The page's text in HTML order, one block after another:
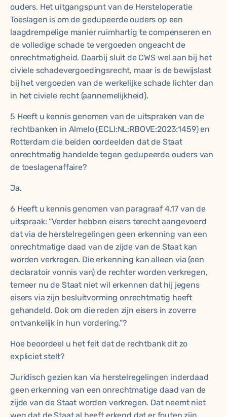
ouders. Het uitgangspunt van de Hersteloperatie
Toeslagen is om de gedupeerde ouders op een
laagdrempelige manier ruimhartig te compenseren en
de volledige schade te vergoeden ongeacht de
onrechtmatigheid. Daarbij sluit de CWS wel aan bij het
civiele schadevergoedingsrecht, maar is de bewijslast
bij het vergoeden van de werkelijke schade lichter dan
in het civiele recht (aannemelijkheid).
5 Heeft u kennis genomen van de uitspraken van de
rechtbanken in Almelo (ECLI:NL:RBOVE:2023:1459) en
Rotterdam die beiden oordeelden dat de Staat
onrechtmatig handelde tegen gedupeerde ouders van
de toeslagenaffaire?
Ja.
6 Heeft u kennis genomen van paragraaf 4.17 van de
uitspraak: “Verder hebben eisers terecht aangevoerd
dat via de herstelregelingen geen erkenning van een
onrechtmatige daad van de zijde van de Staat kan
worden verkregen. Die erkenning kan alleen via (een
declaratoir vonnis van) de rechter worden verkregen,
temeer nu de Staat niet wil erkennen dat hij jegens
eisers via zijn besluitvorming onrechtmatig heeft
gehandeld. Ook om die reden zijn eisers in zoverre
ontvankelijk in hun vordering.”?
Hoe beoordeel u het feit dat de rechtbank dit zo
expliciet stelt?
Juridisch gezien kan via herstelregelingen inderdaad
geen erkenning van een onrechtmatige daad van de
zijde van de Staat worden verkregen. Dat neemt niet